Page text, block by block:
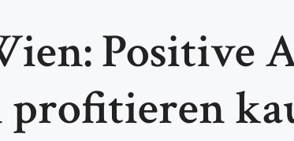
Positive
profitieren